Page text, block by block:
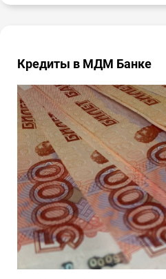
Кредиты в МДМ Банке